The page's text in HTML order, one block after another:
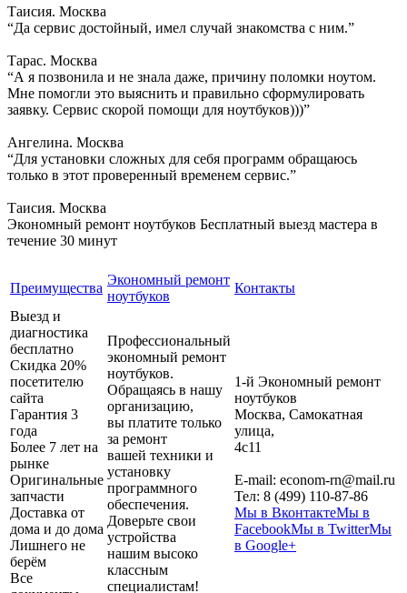
Таисия. Москва
“Да сервис достойный, имел случай знакомства с ним.”
Тарас. Москва
“А я позвонила и не знала даже, причину поломки ноутом.
Мне помогли это выяснить и правильно сформулировать
заявку. Сервис скорой помощи для ноутбуков)))”
Ангелина. Москва
“Для установки сложных для себя программ обращаюсь
только в этот проверенный временем сервис.”
Таисия. Москва
Экономный ремонт ноутбуков Бесплатный выезд мастера в
течение 30 минут
Преимущества
Экономный ремонт
ноутбуков
Контакты
Выезд и
диагностика
бесплатно
Скидка 20%
посетителю
сайта
Гарантия 3
года
Более 7 лет на
рынке
Оригинальные
запчасти
Доставка от
дома и до дома
Лишнего не
берём
Все
Профессиональный
экономный ремонт
ноутбуков.
Обращаясь в нашу
организацию,
вы платите только
за ремонт
вашей техники и
установку
программного
обеспечения.
Доверьте свои
устройства
нашим высоко
классным
специалистам!
1-й Экономный ремонт
ноутбуков
Москва, Самокатная
улица,
4с11
E-mail: econom-rn@mail.ru
Тел: 8 (499) 110-87-86
Мы в ВконтактеМы в
FacebookМы в TwitterМы
в Google+